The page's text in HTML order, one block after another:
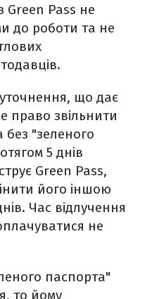
Green Pass не
до роботи та не
що дає
право звільнити
"зеленого
5 днів
Green Pass,
його іншою
Час відлучення
не
паспорта"
то йому